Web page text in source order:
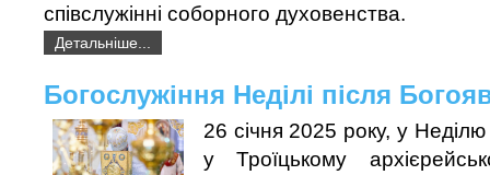
співслужінні соборного духовенства.
Детальніше...
Богослужіння Неділі після
26 січня 2025 року, у
у Троїцькому